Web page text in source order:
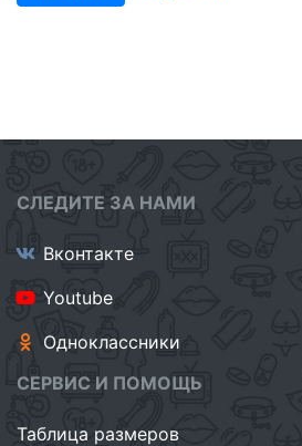
СЛЕДИТЕ ЗА НАМИ
Вконтакте
Youtube
Одноклассники
СЕРВИС И ПОМОЩЬ
Таблица размеров